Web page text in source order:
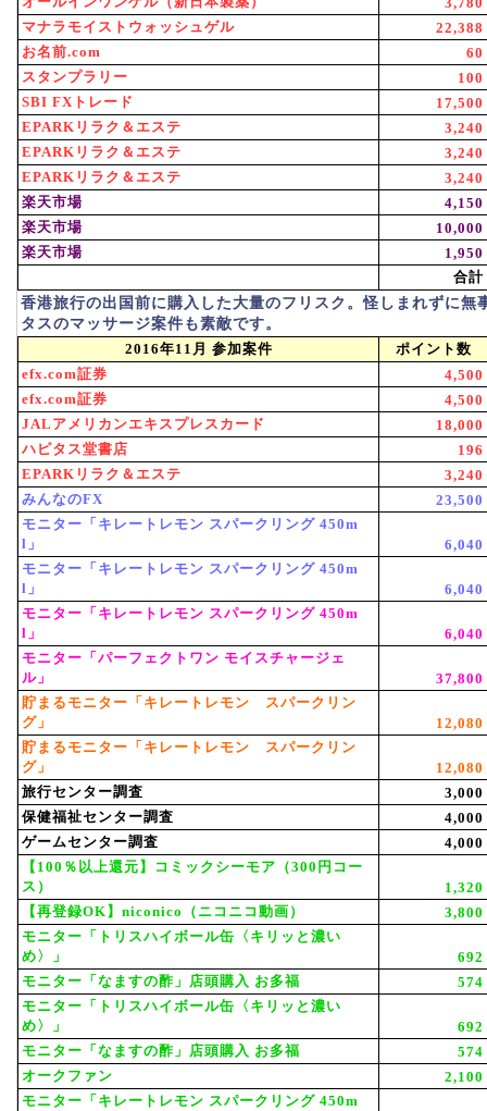
マナラモイストウォッシュゲル
22,388
お名前.com
60
スタンプラリー
100
SBI FXトレード
17,500
EPARKリラク＆エステ
3,240
EPARKリラク＆エステ
3,240
EPARKリラク＆エステ
3,240
楽天市場
4,150
楽天市場
10,000
楽天市場
1,950
合計
香港旅行の出国前に購入した大量のフリスク。怪しまれずに無
タスのマッサージ案件も素敵です。
2016年11月 参加案件
ポイント数
efx.com証券
4,500
efx.com証券
4,500
JALアメリカンエキスプレスカード
18,000
ハピタス堂書店
196
EPARKリラク＆エステ
3,240
みんなのFX
23,500
モニター「キレートレモン スパークリング 450m
l」
6,040
モニター「キレートレモン スパークリング 450m
l」
6,040
モニター「キレートレモン スパークリング 450m
l」
6,040
モニター「パーフェクトワン モイスチャージェ
ル」
37,800
貯まるモニター「キレートレモン スパークリン
グ」
12,080
貯まるモニター「キレートレモン スパークリン
グ」
12,080
旅行センター調査
3,000
保健福祉センター調査
4,000
ゲームセンター調査
4,000
【100％以上還元】コミックシーモア（300円コー
ス）
1,320
【再登録OK】niconico（ニコニコ動画）
3,800
モニター「トリスハイボール缶〈キリッと濃い
め〉」
692
モニター「なますの酢」店頭購入 お多福
574
モニター「トリスハイボール缶〈キリッと濃い
め〉」
692
モニター「なますの酢」店頭購入 お多福
574
オークファン
2,100
モニター「キレートレモン スパークリング 450m